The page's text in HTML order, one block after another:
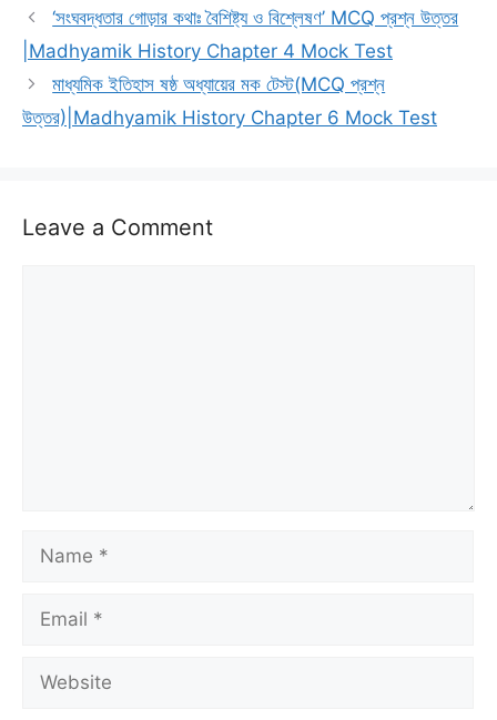
‘সংঘবদ্ধতার গোড়ার কথাঃ বৈশিষ্ট্য ও বিশ্লেষণ’ MCQ প্রশ্ন উত্তর
|Madhyamik History Chapter 4 Mock Test
মাধ্যমিক ইতিহাস ষষ্ঠ অধ্যায়ের মক টেস্ট(MCQ প্রশ্ন
উত্তর)|Madhyamik History Chapter 6 Mock Test
Leave a Comment